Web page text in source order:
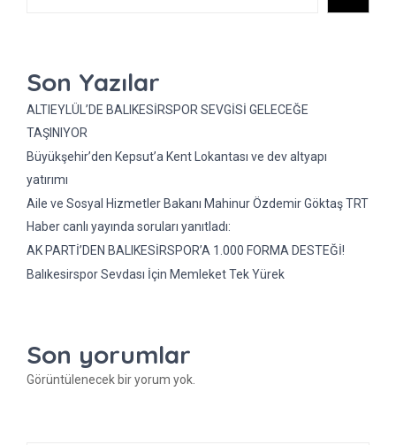
Son Yazılar
ALTIEYLÜL’DE BALIKESİRSPOR SEVGİSİ GELECEĞE
TAŞINIYOR
Büyükşehir’den Kepsut’a Kent Lokantası ve dev altyapı
yatırımı
Aile ve Sosyal Hizmetler Bakanı Mahinur Özdemir Göktaş TRT
Haber canlı yayında soruları yanıtladı:
AK PARTİ’DEN BALIKESİRSPOR’A 1.000 FORMA DESTEĞİ!
Balıkesirspor Sevdası İçin Memleket Tek Yürek
Son yorumlar
Görüntülenecek bir yorum yok.